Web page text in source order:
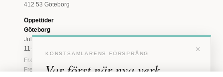
412 53 Göteborg
Öppettider
Göteborg
Juli: Tis 11-18 · Lör
11-16
Fr.o.m. augusti: Tis-
Fre 11-18 · Lör 11-
×
KONSTSAMLARENS FÖRSPRÅNG
Var först när nya verk